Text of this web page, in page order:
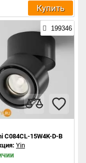
Купить
199346
C084CL-15W4K-D-B
Yin